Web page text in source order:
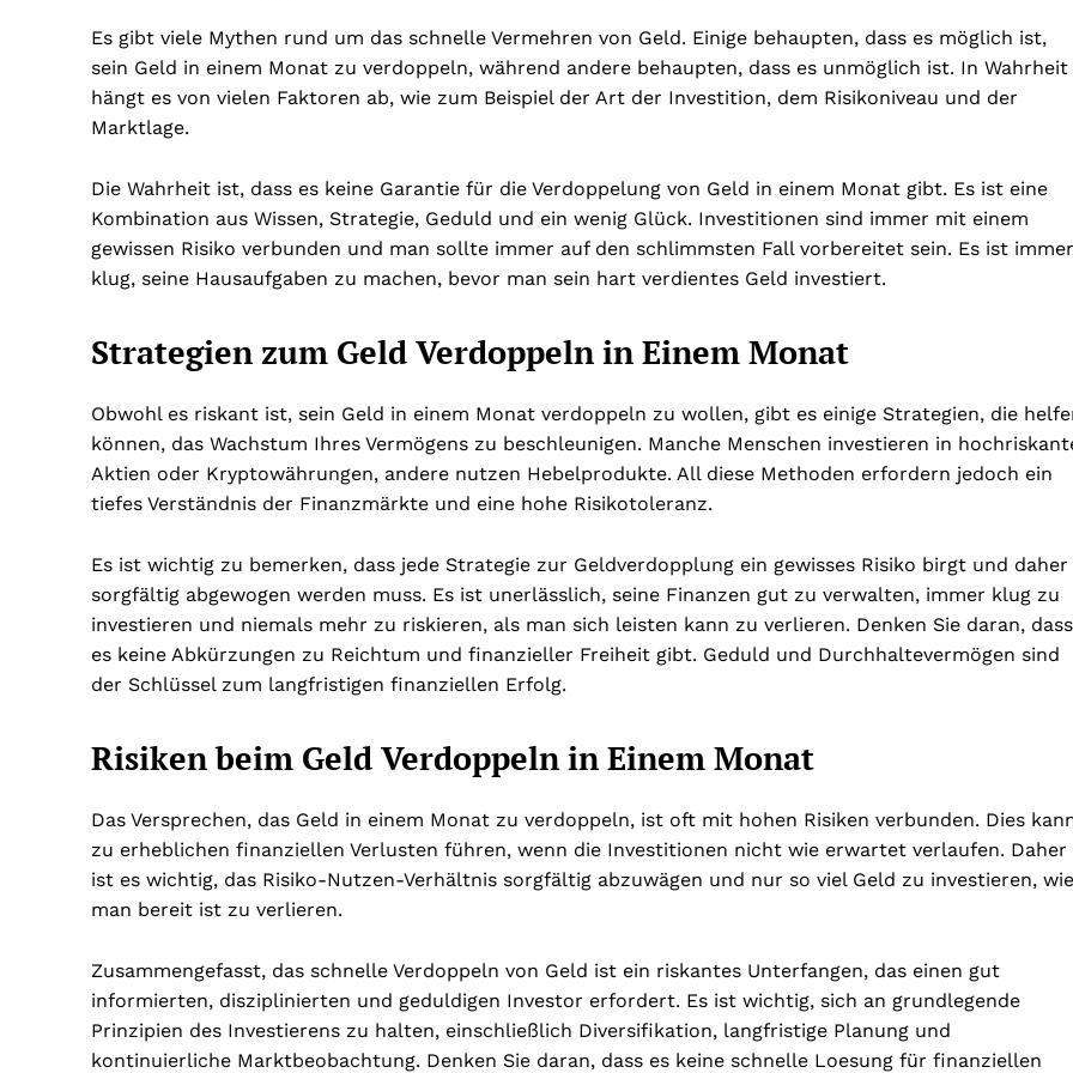
Es gibt viele Mythen rund um das schnelle Vermehren von Geld. Einige behaupten, dass es möglich ist,
sein Geld in einem Monat zu verdoppeln, während andere behaupten, dass es unmöglich ist. In Wahrheit
hängt es von vielen Faktoren ab, wie zum Beispiel der Art der Investition, dem Risikoniveau und der
Marktlage.
Die Wahrheit ist, dass es keine Garantie für die Verdoppelung von Geld in einem Monat gibt. Es ist eine
Kombination aus Wissen, Strategie, Geduld und ein wenig Glück. Investitionen sind immer mit einem
gewissen Risiko verbunden und man sollte immer auf den schlimmsten Fall vorbereitet sein. Es ist immer
klug, seine Hausaufgaben zu machen, bevor man sein hart verdientes Geld investiert.
Strategien zum Geld Verdoppeln in Einem Monat
Obwohl es riskant ist, sein Geld in einem Monat verdoppeln zu wollen, gibt es einige Strategien, die
können, das Wachstum Ihres Vermögens zu beschleunigen. Manche Menschen investieren in
Aktien oder Kryptowährungen, andere nutzen Hebelprodukte. All diese Methoden erfordern jedoch ein
tiefes Verständnis der Finanzmärkte und eine hohe Risikotoleranz.
Es ist wichtig zu bemerken, dass jede Strategie zur Geldverdopplung ein gewisses Risiko birgt und daher
sorgfältig abgewogen werden muss. Es ist unerlässlich, seine Finanzen gut zu verwalten, immer klug zu
investieren und niemals mehr zu riskieren, als man sich leisten kann zu verlieren. Denken Sie daran, dass
es keine Abkürzungen zu Reichtum und finanzieller Freiheit gibt. Geduld und Durchhaltevermögen sind
der Schlüssel zum langfristigen finanziellen Erfolg.
Risiken beim Geld Verdoppeln in Einem Monat
Das Versprechen, das Geld in einem Monat zu verdoppeln, ist oft mit hohen Risiken verbunden. Dies
zu erheblichen finanziellen Verlusten führen, wenn die Investitionen nicht wie erwartet verlaufen. Daher
ist es wichtig, das Risiko-Nutzen-Verhältnis sorgfältig abzuwägen und nur so viel Geld zu investieren, wie
man bereit ist zu verlieren.
Zusammengefasst, das schnelle Verdoppeln von Geld ist ein riskantes Unterfangen, das einen gut
informierten, disziplinierten und geduldigen Investor erfordert. Es ist wichtig, sich an grundlegende
Prinzipien des Investierens zu halten, einschließlich Diversifikation, langfristige Planung und
kontinuierliche Marktbeobachtung. Denken Sie daran, dass es keine schnelle Loesung für finanziellen